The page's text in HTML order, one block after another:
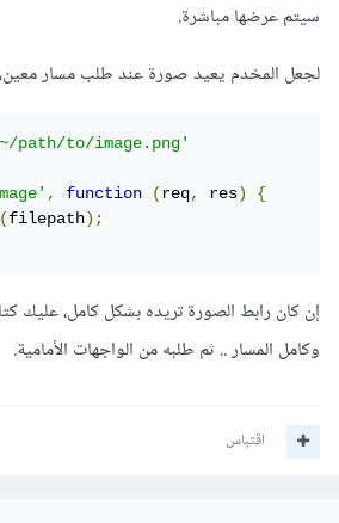
سيتم عرضها مباشرة.
لجعل المخدم يعيد صورة عند طلب مسار
path/to/image.png'
, function (req, res)
{
(filepath);
إن كان رابط الصورة تريده بشكل كامل، عليك
وكامل المسار .. ثم طلبه من الواجهات الأمامية.
اقتباس